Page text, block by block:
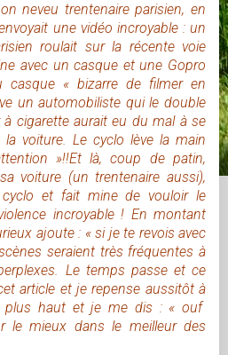
neveu trentenaire parisien, en
une vidéo incroyable : un
roulait sur la récente voie
avec un casque et une Gopro
casque « bizarre de filmer en
un automobiliste qui le double
cigarette aurait eu du mal à se
voiture. Le cyclo lève la main
»!!Et là, coup de patin,
voiture (un trentenaire aussi),
et fait mine de vouloir le
incroyable ! En montant
ajoute : « si je te revois avec
seraient très fréquentes à
Le temps passe et ce
article et je repense aussitôt à
plus haut et je me dis : « ouf
le mieux dans le meilleur des